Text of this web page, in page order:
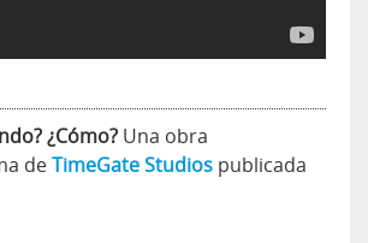
¿Cómo? Una obra
deTimeGate Studios publicada